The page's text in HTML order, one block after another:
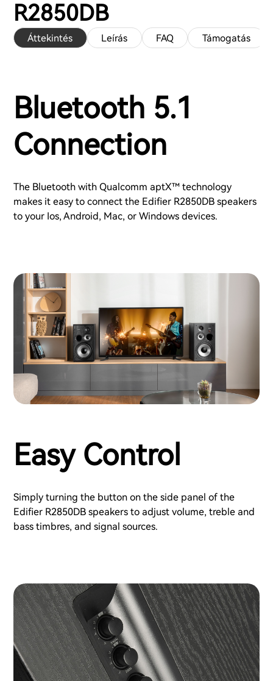
R2850DB
Áttekintés Leírás FAQ Támogatás
Bluetooth 5.1
Connection
The Bluetooth with Qualcomm aptX™ technology
makes it easy to connect the Edifier R2850DB speakers
to your Ios, Android, Mac, or Windows devices.
Easy Control
Simply turning the button on the side panel of the
Edifier R2850DB speakers to adjust volume, treble and
bass timbres, and signal sources.